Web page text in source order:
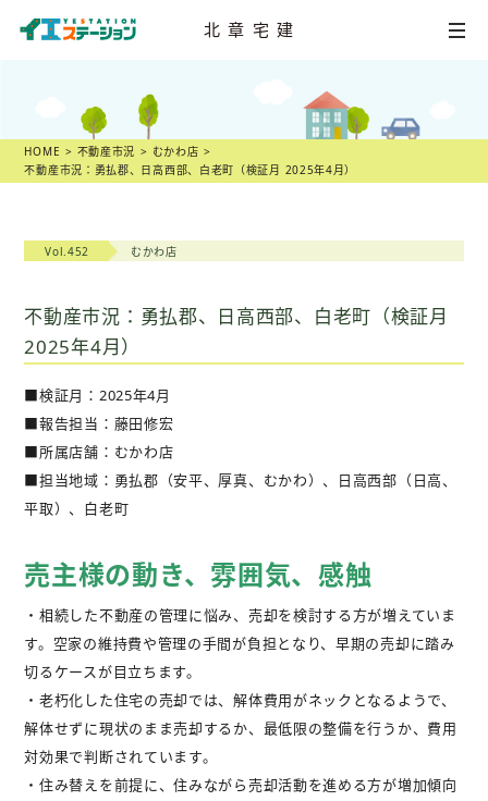
北章宅建
不動産売却相談
スタッフ紹介
不動産売却物語
不動産市況
不動産売却のヒント
スタッフ ブログ
不動産購入
不動産管理相談
会社案内
HOME 不動産市況
むかわ店
不動産市況：勇払郡、日高西部、白老町（検証月 2025年4月）
Vol.452 むかわ店
不動産市況：勇払郡、日高西部、白老町（検証月
2025年4月）
■検証月：2025年4月
■報告担当：藤田修宏
■所属店舗：むかわ店
■担当地域：勇払郡（安平、厚真、むかわ）、日高西部（日高、
平取）、白老町
売主様の動き、雰囲気、感触
・相続した不動産の管理に悩み、売却を検討する方が増えていま
す。空家の維持費や管理の手間が負担となり、早期の売却に踏み
切るケースが目立ちます。
・老朽化した住宅の売却では、解体費用がネックとなるようで、
解体せずに現状のまま売却するか、最低限の整備を行うか、費用
対効果で判断されています。
・住み替えを前提に、住みながら売却活動を進める方が増加傾向